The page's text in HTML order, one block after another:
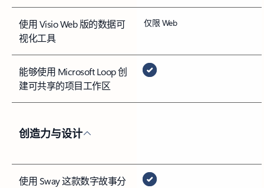
使用 Visio Web 版的数据可
视化工具
仅限 Web
能够使用 Microsoft Loop 创
建可共享的项目工作区
创造力与设计
使用 Sway 这款数字故事分